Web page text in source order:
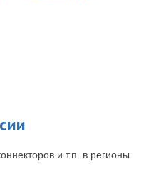
и т.п. в регионы